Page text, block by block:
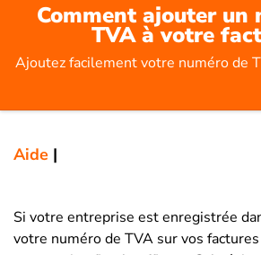
Comment ajouter un
TVA à votre
Ajoutez facilement votre numéro de
Aide |
Si votre entreprise est enregistrée
votre numéro de TVA sur vos